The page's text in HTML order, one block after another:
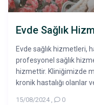
Evde Sağlık
Evde sağlık hizmetleri,
profesyonel sağlık
hizmettir. Kliniğimizde
kronik hastalığı olanlar
15/08/2024, 0